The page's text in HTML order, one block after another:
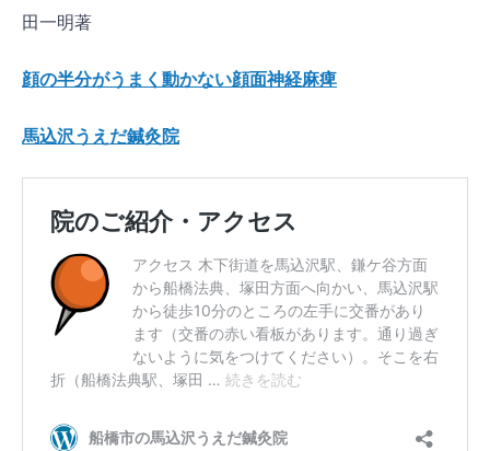
田一明著
顔の半分がうまく動かない顔面神経麻痺
馬込沢うえだ鍼灸院